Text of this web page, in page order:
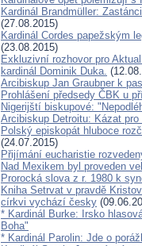
Kardinál Brandmüller:
(27.08.2015)
Kardinál Cordes papežským
(23.08.2015)
Exkluzivní rozhovor pro
kardinál Dominik Duka.
Arcibiskup Jan Graubner k
Prohlášení předsedy ČBK u
Nigerijští biskupové:
Arcibiskup Detroitu: Kázat
Polský episkopát hluboce
(24.07.2015)
Přijímání eucharistie
Nad Mexikem byl proveden
Prorocká slova z r. 1980 k
Kniha Setrvat v pravdě
církvi vychází česky
* Kardinál Burke: Irsko
Boha"
* Kardinál Parolin: Jde o